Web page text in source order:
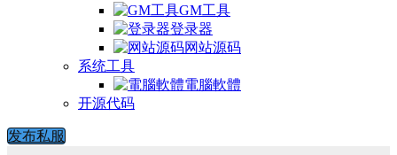
GM工具
登录器
网站源码
系统工具
電腦軟體
开源代码
发布私服